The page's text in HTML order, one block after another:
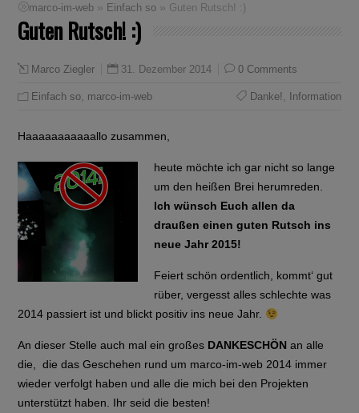
marco-im-web » Einfach so » Guten Rutsch! :)
Guten Rutsch! :)
Marco Ziegler 31. Dezember 2014 0 Comments
Einfach so, marco-im-web Danke!, Information
Haaaaaaaaaaallo zusammen,
heute möchte ich gar nicht so lange
um den heißen Brei herumreden.
Ich wünsch Euch allen da
draußen einen guten Rutsch ins
neue Jahr 2015!
Feiert schön ordentlich, kommt‘ gut
rüber, vergesst alles schlechte was
2014 passiert ist und blickt positiv ins neue Jahr.
An dieser Stelle auch mal ein großes DANKESCHÖN an alle
die, die das Geschehen rund um marco-im-web 2014 immer
wieder verfolgt haben und alle die mich bei den Projekten
unterstützt haben. Ihr seid die besten!